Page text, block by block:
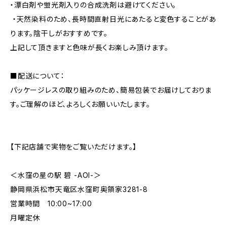
・漂白剤や蛍光剤入りの合成洗剤は避けてください。
・天然染料のため、長時間直射日光にあたると変色することがあ
ります。陰干しがおすすめです。
上記して頂きますと色味が長くお楽しみ頂けます。
■配送について：
パッケージレスの取り組みのため、簡易包装でお届けしておりま
す。ご理解のほど、よろしくお願いいたします。
【下記店舗で実物をご覧いただけます。】
＜水窪の星の駅 碧 -AOI-＞
静岡県浜松市天竜区水窪町奥領家3281-8
営業時間 10:00~17:00
月曜定休